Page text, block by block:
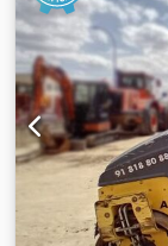
D5 . Se trata
tambor de 16
adapta sin
proporcionando
apisonamiento
medianas, en
de transporte
El rodillo
de 15.990 kg. y
de tambor: